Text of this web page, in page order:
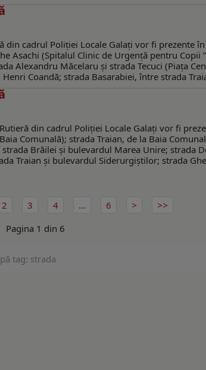
din cadrul Poliției Locale Galați vor fi prezente
Asachi (Spitalul Clinic de Urgență pentru Copii
Alexandru Măcelaru și strada Tecuci (Piața
Coandă; strada Basarabiei, între strada
din cadrul Poliției Locale Galați vor fi
Comunală); strada Traian, de la Baia
Brăilei și bulevardul Marea Unire; strada
Traian și bulevardul Siderurgiștilor; strada
2 3 4 ...
6
Pagina 1 din 6
tag: strada